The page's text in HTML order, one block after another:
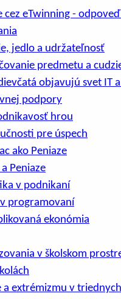
cez eTwinning -
jedlo a udržateľnosť
predmetu a
objavujú svet IT
podpory
hrou
pre úspech
ako Peniaze
Peniaze
v podnikaní
programovaní
ekonómia
v školskom
a extrémizmu v